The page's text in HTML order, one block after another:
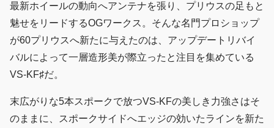
最新ホイールの動向へアンテナを張り、プリウスの足もと
魅せをリードするOGワークス。そんな名門プロショップ
が60プリウスへ新たに与えたのは、アップデートリバイ
バルによって一層造形美が際立ったと注目を集めている
VS‐KF♯だ。
末広がりな5本スポークで放つVS‐KFの美しき力強さはそ
のままに、スポークサイドへエッジの効いたラインを新た